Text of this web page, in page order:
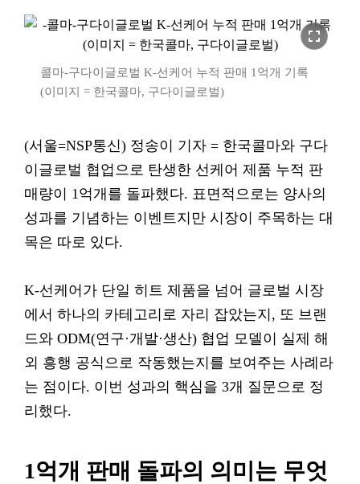
fullscreen
콜마-구다이글로벌 K-선케어 누적 판매 1억개 기록
(이미지 = 한국콜마, 구다이글로벌)
(서울=NSP통신) 정송이 기자 = 한국콜마와 구다
이글로벌 협업으로 탄생한 선케어 제품 누적 판
매량이 1억개를 돌파했다. 표면적으로는 양사의
성과를 기념하는 이벤트지만 시장이 주목하는 대
목은 따로 있다.
K-선케어가 단일 히트 제품을 넘어 글로벌 시장
에서 하나의 카테고리로 자리 잡았는지, 또 브랜
드와 ODM(연구·개발·생산) 협업 모델이 실제 해
외 흥행 공식으로 작동했는지를 보여주는 사례라
는 점이다. 이번 성과의 핵심을 3개 질문으로 정
리했다.
1억개 판매 돌파의 의미는 무엇